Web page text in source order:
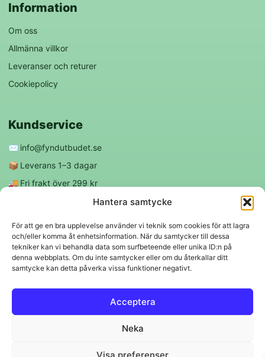
Hantera samtycke
För att ge en bra upplevelse använder vi teknik som cookies för att lagra
och/eller komma åt enhetsinformation. När du samtycker till dessa
tekniker kan vi behandla data som surfbeteende eller unika ID:n på
denna webbplats. Om du inte samtycker eller om du återkallar ditt
samtycke kan detta påverka vissa funktioner negativt.
Acceptera
Neka
Visa preferenser
Information
Om oss
Allmänna villkor
Leveranser och returer
Cookiepolicy
Kundservice
✉️ info@fyndutbudet.se
📦 Leverans 1–3 dagar
🚚 Fri frakt över 299 kr
Följ oss
f ◎
Trygga betalningar
Swish